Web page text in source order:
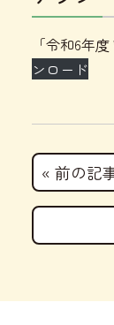
「令和6年
ンロード
« 前の記